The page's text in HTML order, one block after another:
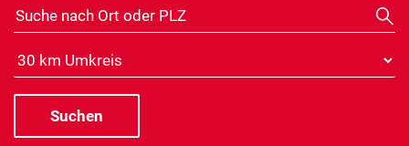
Suche nach Ort oder PLZ
Distanz